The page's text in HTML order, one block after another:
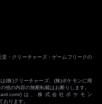
・クリーチャーズ・ゲームフリークの
(株)クリーチャーズ、(株)ポケモンに帰
他の内容の無断転載はお断りします。
)は、株式会社ポケモン
おります。